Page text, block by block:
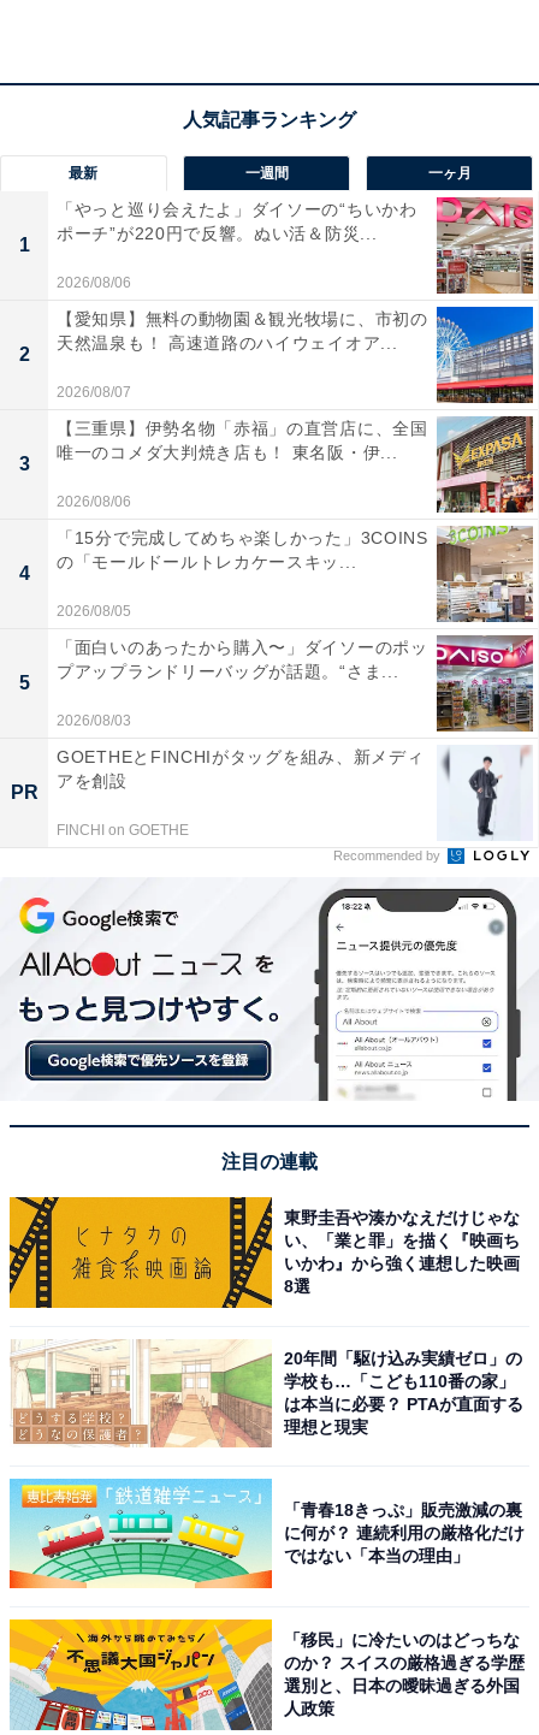
堪能したい人や、温泉でゆっくりと癒やされたい人にお
すすめの宿です。
あわせて読みたい
【城崎温泉の人気ホテル】「城崎温泉 登録有
形文化財の宿 三木屋」が選ばれる理由
楽天トラベルのスーパーDEALとは？
楽天スーパーDEALは、全国各地人気ホテルや旅館を大
幅ポイントバックで予約できるイベント。楽天IDを用い
てスーパーDEAL対象のプランを予約し、実際に宿泊す
ると、もれなく宿泊料金の30～40％が楽天ポイントで還
元されます。お得に宿泊したい人は、日々更新されるお
すすめプランをお見逃しなく！
※プラン名称に【楽天スーパーDEAL】と記載があるプ
ランのみ、ポイント還元対象です
※掲載されている情報は記事公開時のものです。あらか
じめご了承ください。 また、記事中の宿泊プランを予約
すると、売上の一部がオールアバウトに還元されること
があります。
この記事の執筆者：
部
全国の人気ホテルから今泊まりたい宿を厳選してご紹介。日々更新
される売れ筋ランキングや、見逃せないセール・キャンペーン情報
しか読めない独自コンテンツも充実。編集部員による宿泊レビュー
では、公式Webサイトだけでは分からないリアルな様子を紹介しま
す。
あわせて読みたい
【城崎温泉の人気ホテル】「城崎温泉 登録有
最新 一週間 一ヶ月
1
「やっと巡り会えたよ」ダイソーの“ちいかわ
ポーチ”が220円で反響。ぬい活＆防災...
2026/08/06
2
【愛知県】無料の動物園＆観光牧場に、市初の
天然温泉も！ 高速道路のハイウェイオア...
2026/08/07
3
【三重県】伊勢名物「赤福」の直営店に、全国
唯一のコメダ大判焼き店も！ 東名阪・伊...
2026/08/06
4
「15分で完成してめちゃ楽しかった」3COINS
の「モールドールトレカケースキッ...
2026/08/05
5
「面白いのあったから購入〜」ダイソーのポッ
プアップランドリーバッグが話題。“さま...
2026/08/03
PR
GOETHEとFINCHIがタッグを組み、新メディ
アを創設
FINCHI on GOETHE
Recommended by
注目の連載
東野圭吾や湊かなえだけじゃな
い、「業と罪」を描く『映画ち
いかわ』から強く連想した映画
8選
20年間「駆け込み実績ゼロ」の
学校も…「こども110番の家」
は本当に必要？ PTAが直面する
理想と現実
「青春18きっぷ」販売激減の裏
に何が？ 連続利用の厳格化だけ
ではない「本当の理由」
「移民」に冷たいのはどっちな
のか？ スイスの厳格過ぎる学歴
選別と、日本の曖昧過ぎる外国
人政策